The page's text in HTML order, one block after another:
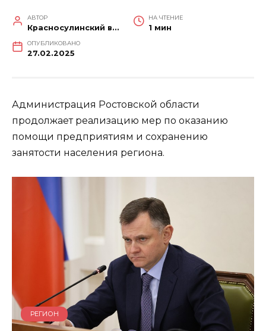
АВТОР
Красносулинский вестник
НА ЧТЕНИЕ
1 мин
ОПУБЛИКОВАНО
27.02.2025
Администрация Ростовской области
продолжает реализацию мер по оказанию
помощи предприятиям и сохранению
занятости населения региона.
РЕГИОН